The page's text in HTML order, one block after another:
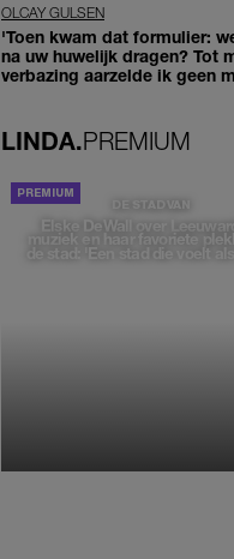
OLCAY GULSEN
'Toen kwam dat formulier:
na uw huwelijk dragen? Tot
verbazing aarzelde ik geen
LINDA.PREMIUM
DE STAD VAN
Elske DeWall over
muziek en haar favoriete
de stad: 'Een stad die voelt als